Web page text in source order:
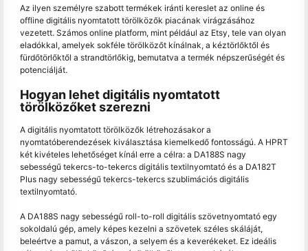
Az ilyen személyre szabott termékek iránti kereslet az online és
offline digitális nyomtatott törölközők piacának virágzásához
vezetett. Számos online platform, mint például az Etsy, tele van olyan
eladókkal, amelyek sokféle törölközőt kínálnak, a kéztörlőktől és
fürdőtörlőktől a strandtörlőkig, bemutatva a termék népszerűségét és
potenciálját.
Hogyan lehet digitális nyomtatott
törölközőket szerezni
A digitális nyomtatott törölközők létrehozásakor a
nyomtatóberendezések kiválasztása kiemelkedő fontosságú. A HPRT
két kivételes lehetőséget kínál erre a célra: a DA188S nagy
sebességű tekercs-to-tekercs digitális textilnyomtató és a DA182T
Plus nagy sebességű tekercs-tekercs szublimációs digitális
textilnyomtató.
A DA188S nagy sebességű roll-to-roll digitális szövetnyomtató egy
sokoldalú gép, amely képes kezelni a szövetek széles skáláját,
beleértve a pamut, a vászon, a selyem és a keverékeket. Ez ideális